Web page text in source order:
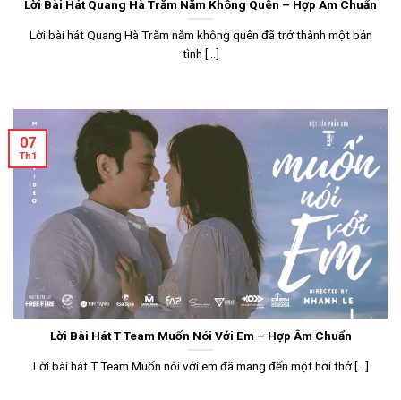
Lời Bài Hát Quang Hà Trăm Năm Không Quên – Hợp Âm Chuẩn
Lời bài hát Quang Hà Trăm năm không quên đã trở thành một bản
tình [...]
Lời Bài Hát T Team Muốn Nói Với Em – Hợp Âm Chuẩn
Lời bài hát T Team Muốn nói với em đã mang đến một hơi thở [...]
07
Th1